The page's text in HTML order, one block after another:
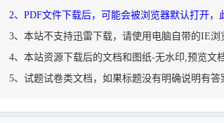
2、PDF文件下载后，可能会被浏览器默认打开
3、本站不支持迅雷下载，请使用电脑自带的IE浏
4、本站资源下载后的文档和图纸-无水印,预览文
5、试题试卷类文档，如果标题没有明确说明有答